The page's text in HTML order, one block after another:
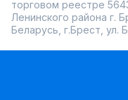
торговом реестре
Ленинского района г.
Беларусь, г.Брест, ул.